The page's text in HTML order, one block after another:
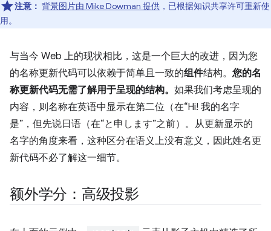
注意： 背景图片由 Mike Dowman 提供 ，已根据知识共享许可重新使
用。
与当今 Web 上的现状相比，这是一个巨大的改进，因为您
的名称更新代码可以依赖于简单且一致的组件结构。 您的名
称更新代码无需了解用于呈现的结构。 如果我们考虑呈现的
内容，则名称在英语中显示在第二位（在“Hi! 我的名字
是”，但先说日语（在“と申します”之前）。从更新显示的
名字的角度来看，这种区分在语义上没有意义，因此姓名更
新代码不必了解这一细节。
额外学分：高级投影